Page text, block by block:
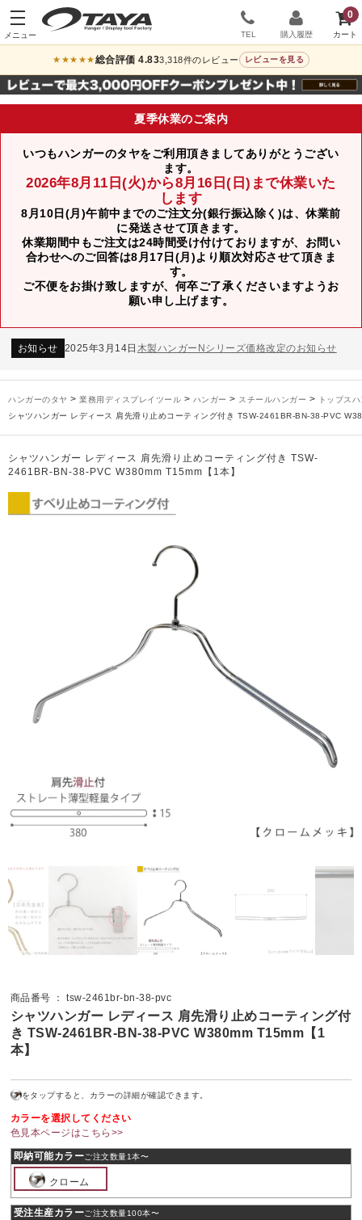
0
TEL 購入履歴
★★★★★総合評価 4.833,318件のレビュー レビューを見る
夏季休業のご案内
いつもハンガーのタヤをご利用頂きましてありがとうござい
ます。
2026年8月11日(火)から8月16日(日)まで休業いた
します
8月10日(月)午前中までのご注文分(銀行振込除く)は、休業前
に発送させて頂きます。
休業期間中もご注文は24時間受け付けておりますが、お問い
合わせへのご回答は8月17日(月)より順次対応させて頂きま
す。
ご不便をお掛け致しますが、何卒ご了承くださいますようお
願い申し上げます。
お知らせ 2024年12月12日年末年始休業のお知らせ
2026年3月7日
お知らせ 2025年7月16日
プラスチック製ハンガー、及び木製ハンガーKシリーズ 価格改定のお知らせ
お知らせ
2025年3月14日 木製ハンガーNシリーズ価格改定のお知らせ
お知らせ
2026年3月7日
スチール製ハンガー、およびディスプレイスタンド価格改定のお知らせ
お知らせ 2025年7月16日
プラスチック製ハンガー、及び木製ハンガーKシリーズ 価格改定のお知らせ
お知らせ
2025年3月14日
木製ハンガーNシリーズ価格改定のお知らせ
未分類 2024年12月19日
お知らせ
2024年12月12日 年末年始休業のお知らせ
ハンガーのタヤ > 業務用ディスプレイツール > ハンガー > スチールハンガー >
トップス
シャツハンガー レディース 肩先滑り止めコーティング付き TSW-2461BR-BN-38-PVC
シャツハンガー レディース 肩先滑り止めコーティング付き TSW-
2461BR-BN-38-PVC W380mm T15mm【1本】
商品番号 ： tsw-2461br-bn-38-pvc
シャツハンガー レディース 肩先滑り止めコーティング付
き TSW-2461BR-BN-38-PVC W380mm T15mm【1
本】
をタップすると、カラーの詳細が確認できます。
カラーを選択してください
色見本ページはこちら>>
即納可能カラーご注文数量1本〜
クローム
受注生産カラーご注文数量100本〜